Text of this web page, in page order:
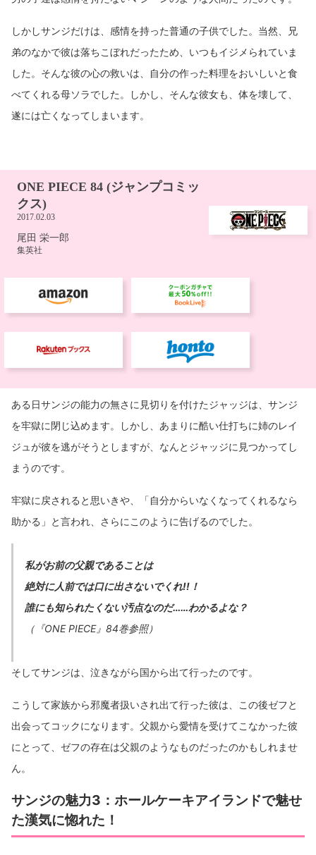
しかしサンジだけは、感情を持った普通の子供でした。当然、兄
弟のなかで彼は落ちこぼれだったため、いつもイジメられていま
した。そんな彼の心の救いは、自分の作った料理をおいしいと食
べてくれる母ソラでした。しかし、そんな彼女も、体を壊して、
遂には亡くなってしまいます。
ある日サンジの能力の無さに見切りを付けたジャッジは、サンジ
を牢獄に閉じ込めます。しかし、あまりに酷い仕打ちに姉のレイ
ジュが彼を逃がそうとしますが、なんとジャッジに見つかってし
まうのです。
牢獄に戻されると思いきや、「自分からいなくなってくれるなら
助かる」と言われ、さらにこのように告げるのでした。
私がお前の父親であることは
絶対に人前では口に出さないでくれ!!！
誰にも知られたくない汚点なのだ……わかるよな？
（『ONE PIECE』84巻参照）
そしてサンジは、泣きながら国から出て行ったのです。
こうして家族から邪魔者扱いされ出て行った彼は、この後ゼフと
出会ってコックになります。父親から愛情を受けてこなかった彼
にとって、ゼフの存在は父親のようなものだったのかもしれませ
ん。
サンジの魅力3：ホールケーキアイランドで魅せ
た漢気に惚れた！